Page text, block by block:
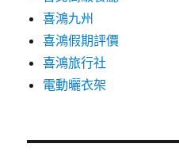
喜鴻九州
喜鴻假期評價
喜鴻旅行社
電動曬衣架